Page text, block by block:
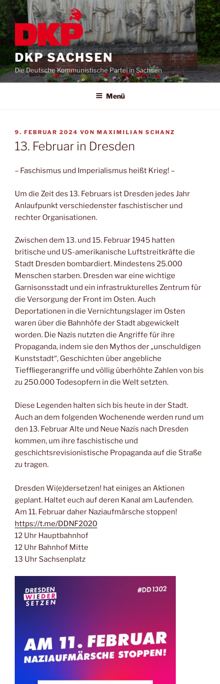
DKP SACHSEN
Die Deutsche Kommunistische Partei in Sachsen
Menü
9. FEBRUAR 2024 VON MAXIMILIAN SCHANZ
13. Februar in Dresden
– Faschismus und Imperialismus heißt Krieg! –
Um die Zeit des 13. Februars ist Dresden jedes Jahr
Anlaufpunkt verschiedenster faschistischer und
rechter Organisationen.
Zwischen dem 13. und 15. Februar 1945 hatten
britische und US-amerikanische Luftstreitkräfte die
Stadt Dresden bombardiert. Mindestens 25.000
Menschen starben. Dresden war eine wichtige
Garnisonsstadt und ein infrastrukturelles Zentrum für
die Versorgung der Front im Osten. Auch
Deportationen in die Vernichtungslager im Osten
waren über die Bahnhöfe der Stadt abgewickelt
worden. Die Nazis nutzten die Angriffe für ihre
Propaganda, indem sie den Mythos der „unschuldigen
Kunststadt“, Geschichten über angebliche
Tieffliegerangriffe und völlig überhöhte Zahlen von bis
zu 250.000 Todesopfern in die Welt setzten.
Diese Legenden halten sich bis heute in der Stadt.
Auch an dem folgenden Wochenende werden rund um
den 13. Februar Alte und Neue Nazis nach Dresden
kommen, um ihre faschistische und
geschichtsrevisionistische Propaganda auf die Straße
zu tragen.
Dresden Wi(e)dersetzen! hat einiges an Aktionen
geplant. Haltet euch auf deren Kanal am Laufenden.
Am 11. Februar daher Naziaufmärsche stoppen!
https://t.me/DDNF2020
12 Uhr Hauptbahnhof
12 Uhr Bahnhof Mitte
13 Uhr Sachsenplatz